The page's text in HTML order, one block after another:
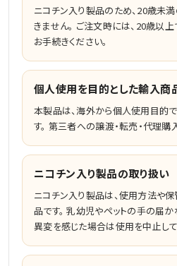
ニコチン入り製品のため、20歳未
きません。 ご注文時には、20歳以
お手続きください。
個人使用を目的とした輸入商
本製品は、海外から個人使用目的
す。 第三者への譲渡・転売・代理購
ニコチン入り製品の取り扱い
ニコチン入り製品は、使用方法や
品です。 乳幼児やペットの手の届
異変を感じた場合は使用を中止して